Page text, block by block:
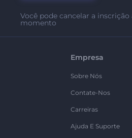
Você pode cancelar a inscrição
momento
Empresa
Sobre Nós
Contate-Nos
Carreiras
Ajuda E Suporte